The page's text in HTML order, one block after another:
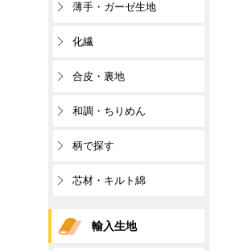
薄手・ガーゼ生地
化繊
合皮・裏地
和調・ちりめん
柄で探す
芯材・キルト綿
輸入生地